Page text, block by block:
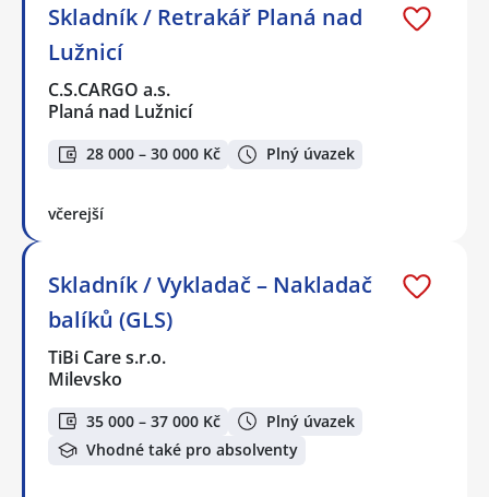
Skladník / Retrakář Planá nad
Lužnicí
C.S.CARGO a.s.
Planá nad Lužnicí
28 000 – 30 000 Kč Plný úvazek
včerejší
Skladník / Vykladač – Nakladač
balíků (GLS)
TiBi Care s.r.o.
Milevsko
35 000 – 37 000 Kč
Plný úvazek
Vhodné také pro absolventy